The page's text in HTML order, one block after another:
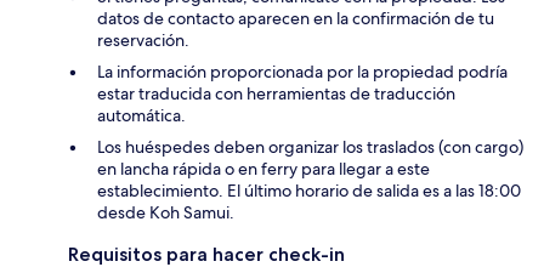
datos de contacto aparecen en la confirmación de tu
reservación.
La información proporcionada por la propiedad podría
estar traducida con herramientas de traducción
automática.
Los huéspedes deben organizar los traslados (con cargo)
en lancha rápida o en ferry para llegar a este
establecimiento. El último horario de salida es a las 18:00
desde Koh Samui.
Requisitos para hacer check-in